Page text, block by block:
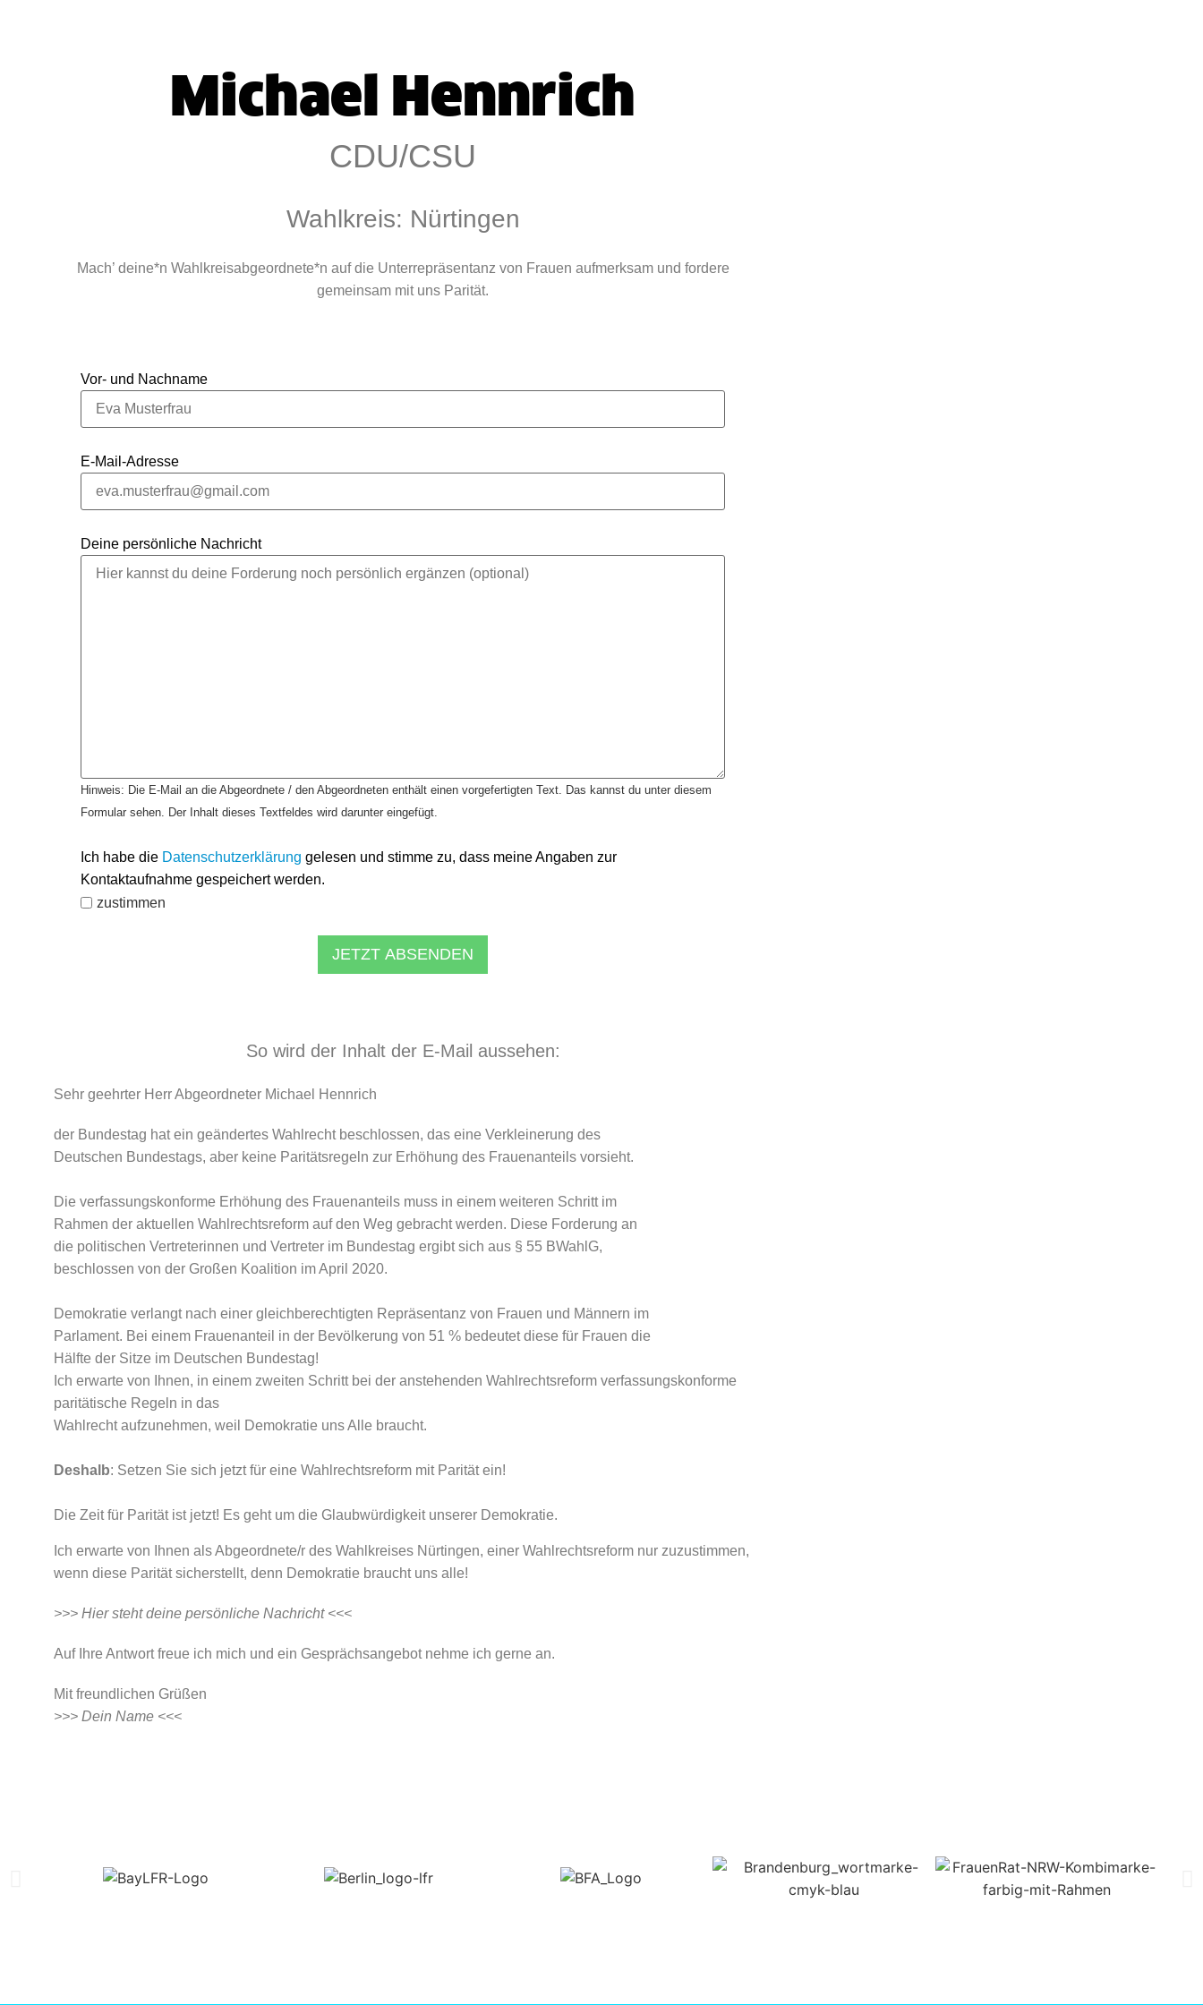
Michael Hennrich
CDU/CSU
Wahlkreis: Nürtingen
Mach’ deine*n Wahlkreisabgeordnete*n auf die Unterrepräsentanz von Frauen aufmerksam und fordere
gemeinsam mit uns Parität.
Vor- und Nachname
E-Mail-Adresse
Deine persönliche Nachricht
Hinweis: Die E-Mail an die Abgeordnete / den Abgeordneten enthält einen vorgefertigten Text. Das kannst du unter diesem
Formular sehen. Der Inhalt dieses Textfeldes wird darunter eingefügt.
Ich habe die Datenschutzerklärung gelesen und stimme zu, dass meine Angaben zur
Kontaktaufnahme gespeichert werden.
zustimmen
JETZT ABSENDEN
So wird der Inhalt der E-Mail aussehen:
Sehr geehrter Herr Abgeordneter Michael Hennrich
der Bundestag hat ein geändertes Wahlrecht beschlossen, das eine Verkleinerung des
Deutschen Bundestags, aber keine Paritätsregeln zur Erhöhung des Frauenanteils vorsieht.
Die verfassungskonforme Erhöhung des Frauenanteils muss in einem weiteren Schritt im
Rahmen der aktuellen Wahlrechtsreform auf den Weg gebracht werden. Diese Forderung an
die politischen Vertreterinnen und Vertreter im Bundestag ergibt sich aus § 55 BWahlG,
beschlossen von der Großen Koalition im April 2020.
Demokratie verlangt nach einer gleichberechtigten Repräsentanz von Frauen und Männern im
Parlament. Bei einem Frauenanteil in der Bevölkerung von 51 % bedeutet diese für Frauen die
Hälfte der Sitze im Deutschen Bundestag!
Ich erwarte von Ihnen, in einem zweiten Schritt bei der anstehenden Wahlrechtsreform verfassungskonforme
paritätische Regeln in das
Wahlrecht aufzunehmen, weil Demokratie uns Alle braucht.
Deshalb: Setzen Sie sich jetzt für eine Wahlrechtsreform mit Parität ein!
Die Zeit für Parität ist jetzt! Es geht um die Glaubwürdigkeit unserer Demokratie.
Ich erwarte von Ihnen als Abgeordnete/r des Wahlkreises Nürtingen, einer Wahlrechtsreform nur zuzustimmen,
wenn diese Parität sicherstellt, denn Demokratie braucht uns alle!
>>> Hier steht deine persönliche Nachricht <<<
Auf Ihre Antwort freue ich mich und ein Gesprächsangebot nehme ich gerne an.
Mit freundlichen Grüßen
>>> Dein Name <<<